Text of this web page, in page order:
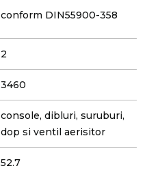
conform DIN55900-358
2
3460
console, dibluri, suruburi,
dop si ventil aerisitor
52.7